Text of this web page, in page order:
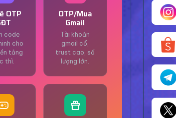
OTP
code
cho
tảng
thì.
OTP/Mua
Gmail
Tài khoản
gmail cổ,
trust cao, số
lượng lớn.